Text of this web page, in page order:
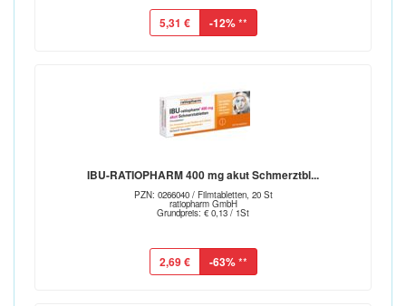
5,31 € -12%**
IBU-RATIOPHARM 400 mg akut Schmerztbl...
PZN: 0266040 / Filmtabletten, 20 St
ratiopharm GmbH
Grundpreis: € 0,13 / 1St
2,69 € -63%**